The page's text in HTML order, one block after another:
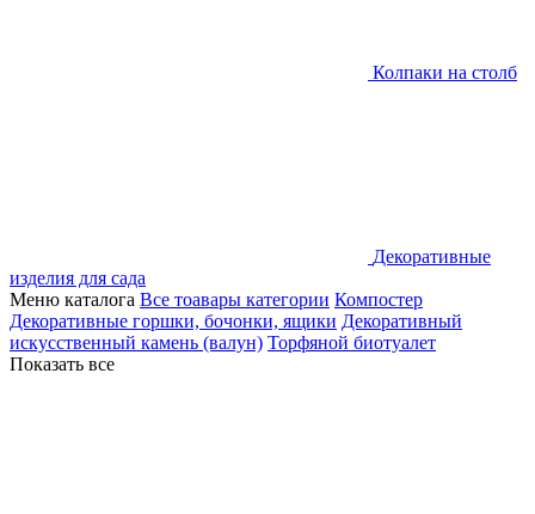
Колпаки на столб
Декоративные
изделия для сада
Меню каталога Все тоавары категории Компостер
Декоративные горшки, бочонки, ящики Декоративный
искусственный камень (валун) Торфяной биотуалет
Показать все